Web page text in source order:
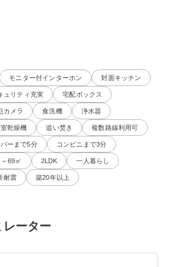
モニター付インターホン 対面キッチン
ュリティ充実 宅配ボックス
カメラ 食洗機 浄水器
乾燥機 追い焚き 複数路線利用可
ーまで5分 コンビニまで3分
69㎡ 2LDK 一人暮らし
耐震 築20年以上
レーター